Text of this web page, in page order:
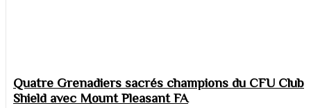
Quatre Grenadiers sacrés champions du CFU Club
Shield avec Mount Pleasant FA